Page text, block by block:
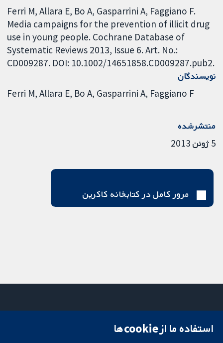
Ferri M, Allara E, Bo A, Gasparrini A, Faggiano F.
Media campaigns for the prevention of illicit drug
use in young people. Cochrane Database of
Systematic Reviews 2013, Issue 6. Art. No.:
CD009287. DOI: 10.1002/14651858.CD009287.pub2.
نویسندگان
Ferri M Allara E Bo A Gasparrini A Faggiano F
منتشرشده
5 ژوئن 2013
مرور کامل در کتابخانه کاکرین
میدان کاوندیش
استفاده ما از cookie‌ها